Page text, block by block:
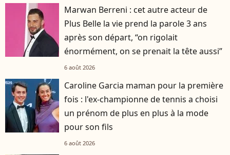
Marwan Berreni : cet autre acteur de
Plus Belle la vie prend la parole 3 ans
après son départ, “on rigolait
énormément, on se prenait la tête aussi”
6 août 2026
Caroline Garcia maman pour la première
fois : l'ex-championne de tennis a choisi
un prénom de plus en plus à la mode
pour son fils
6 août 2026